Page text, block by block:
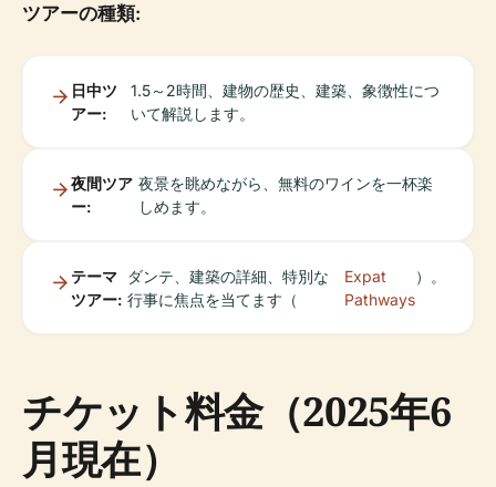
ツアーの種類:
日中ツ
アー:
1.5～2時間、建物の歴史、建築、象徴性につ
いて解説します。
夜間ツア
ー:
夜景を眺めながら、無料のワインを一杯楽
しめます。
テーマ
ツアー:
ダンテ、建築の詳細、特別な
行事に焦点を当てます（
Expat
Pathways
）。
チケット料金（2025年6
月現在）